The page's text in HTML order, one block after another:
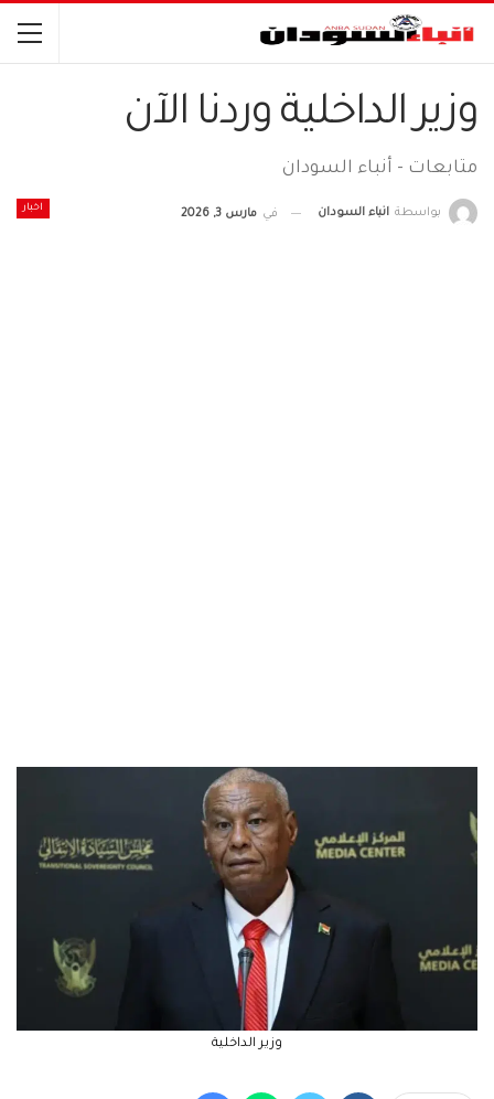
وزير الداخلية وردنا الآن
متابعات - أنباء السودان
اخبار بواسطة انباء السودان في مارس 3, 2026
وزير الداخلية